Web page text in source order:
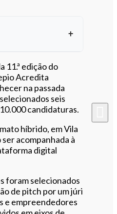
artigo
11.ª edição do
Acredita
na passada
seis
candidaturas.
híbrido, em Vila
acompanhada à
digital
foram selecionados
de pitch por um júri
e empreendedores